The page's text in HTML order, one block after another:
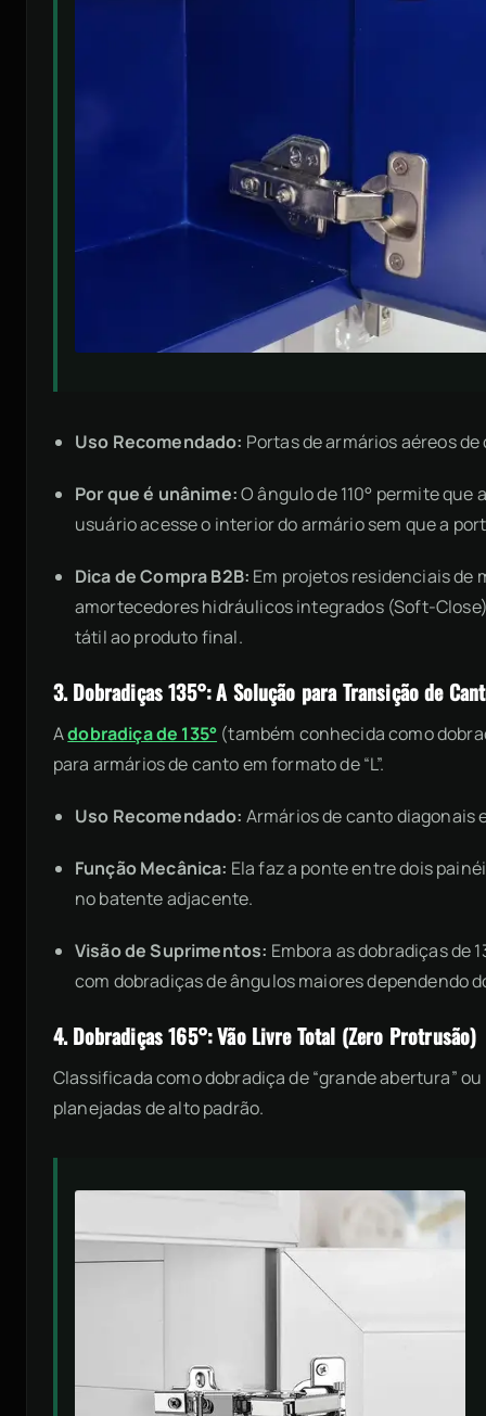
Uso Recomendado: Portas de armários aéreos
Por que é unânime:O ângulo de 110° permite
usuário acesse o interior do armário sem que a
Dica de Compra B2B: Em projetos residenciais de
amortecedores hidráulicos integrados (Soft-
tátil ao produto final.
3. Dobradiças 135°: A Solução para Transição de
Adobradiça de 135° (também conhecida como
para armários de canto em formato de “L”.
Uso Recomendado: Armários de canto diagonais
Função Mecânica: Ela faz a ponte entre dois
no batente adjacente.
Visão de Suprimentos: Embora as dobradiças de
com dobradiças de ângulos maiores dependendo
4. Dobradiças 165°: Vão Livre Total (Zero Protrusão)
Classificada como dobradiça de “grande abertura” ou
planejadas de alto padrão.